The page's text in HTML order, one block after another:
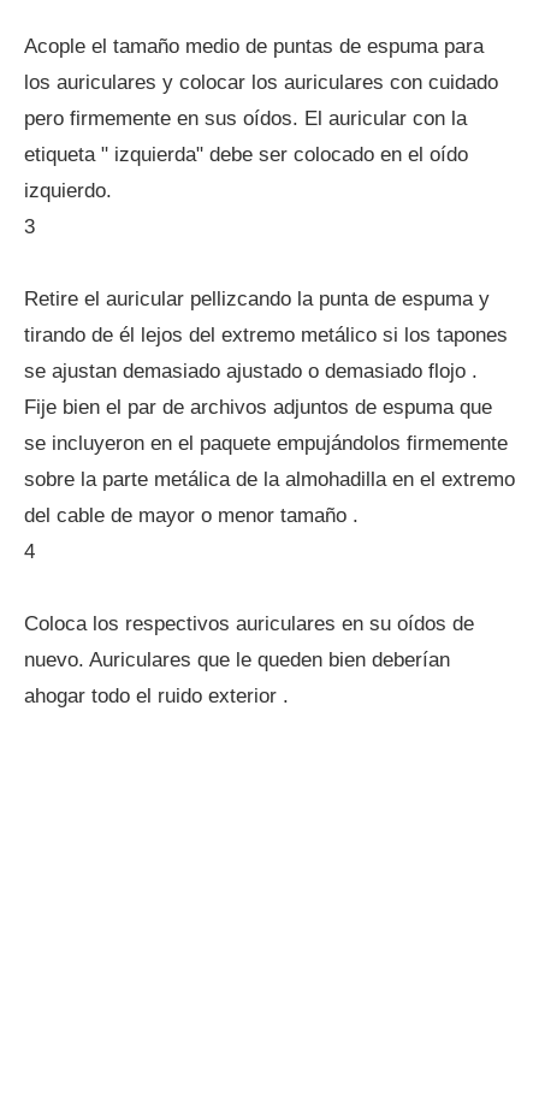
Acople el tamaño medio de puntas de espuma para
los auriculares y colocar los auriculares con cuidado
pero firmemente en sus oídos. El auricular con la
etiqueta " izquierda" debe ser colocado en el oído
izquierdo.
3
Retire el auricular pellizcando la punta de espuma y
tirando de él lejos del extremo metálico si los tapones
se ajustan demasiado ajustado o demasiado flojo .
Fije bien el par de archivos adjuntos de espuma que
se incluyeron en el paquete empujándolos firmemente
sobre la parte metálica de la almohadilla en el extremo
del cable de mayor o menor tamaño .
4
Coloca los respectivos auriculares en su oídos de
nuevo. Auriculares que le queden bien deberían
ahogar todo el ruido exterior .